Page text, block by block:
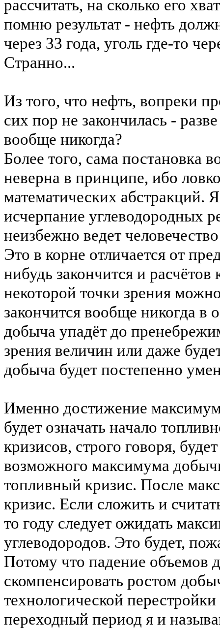
рассчитать, на сколько его
помню результат - нефть
через 33 года, уголь где-то
Странно...
Из того, что нефть, вопреки
сих пор не закончилась -
вообще никогда?
Более того, сама постановка
неверна в принципе, ибо
математических абстракций.
исчерпание углеводородных
неизбежно ведет
Это в корне отличается от
нибудь закончится и
некоторой точки зрения
закончится вообще никогда в
добыча упадёт до
зрения величин или даже
добыча будет постепенно
Именно достижение
будет означать начало
кризисов, строго говоря,
возможного максимума
топливный кризис. После
кризис. Если сложить и
то году следует ожидать
углеводородов. Это будет,
Потому что падение объемов
скомпенсировать ростом
технологической
переходный период я и